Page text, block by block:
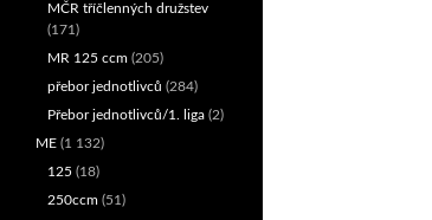
MČR tříčlenných družstev
(171)
MR 125 ccm (205)
přebor jednotlivců (284)
Přebor jednotlivců/1. liga (2)
ME (1 132)
125 (18)
250ccm (51)